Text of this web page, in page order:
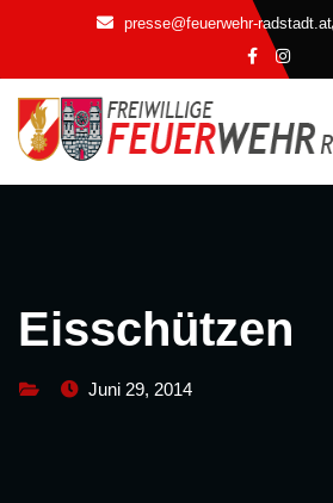
springen
presse@feuerwehr-radstadt.at
Eisschützen
Juni 29, 2014